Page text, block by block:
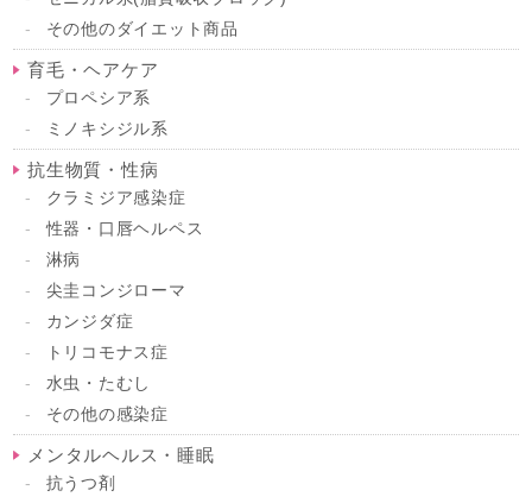
その他のダイエット商品
育毛・ヘアケア
プロペシア系
ミノキシジル系
抗生物質・性病
クラミジア感染症
性器・口唇ヘルペス
淋病
尖圭コンジローマ
カンジダ症
トリコモナス症
水虫・たむし
その他の感染症
メンタルヘルス・睡眠
抗うつ剤